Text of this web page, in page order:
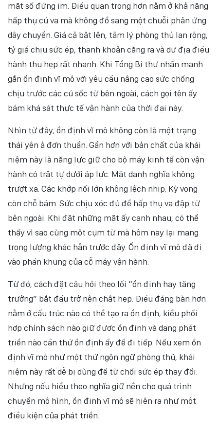
mặt số đứng im. Điều quan trọng hơn nằm ở khả năng
hấp thụ cú va mà không đổ sang một chuỗi phản ứng
dây chuyền. Giá cả bật lên, tâm lý phòng thủ lan rộng,
tỷ giá chịu sức ép, thanh khoản căng ra và dư địa điều
hành thu hẹp rất nhanh. Khi Tổng Bí thư nhấn mạnh
gắn ổn định vĩ mô với yêu cầu nâng cao sức chống
chịu trước các cú sốc từ bên ngoài, cách gọi tên ấy
bám khá sát thực tế vận hành của thời đại này.
Nhìn từ đây, ổn định vĩ mô không còn là một trạng
thái yên ả đơn thuần. Gần hơn với bản chất của khái
niệm này là năng lực giữ cho bộ máy kinh tế còn vận
hành có trật tự dưới áp lực. Mặt danh nghĩa không
trượt xa. Các khớp nối lớn không lệch nhịp. Kỳ vọng
còn chỗ bám. Sức chịu xóc đủ để hấp thụ va đập từ
bên ngoài. Khi đặt những mặt ấy cạnh nhau, có thể
thấy vì sao cùng một cụm từ mà hôm nay lại mang
trọng lượng khác hẳn trước đây. Ổn định vĩ mô đã đi
vào phần khung của cỗ máy vận hành.
Từ đó, cách đặt câu hỏi theo lối “ổn định hay tăng
trưởng” bắt đầu trở nên chật hẹp. Điều đáng bàn hơn
nằm ở cấu trúc nào có thể tạo ra ổn định, kiểu phối
hợp chính sách nào giữ được ổn định và dạng phát
triển nào cần thứ ổn định ấy để đi tiếp. Nếu xem ổn
định vĩ mô như một thứ ngôn ngữ phòng thủ, khái
niệm này rất dễ bị dùng để từ chối sức ép thay đổi.
Nhưng nếu hiểu theo nghĩa giữ nền cho quá trình
chuyển mô hình, ổn định vĩ mô sẽ hiện ra như một
điều kiện của phát triển.